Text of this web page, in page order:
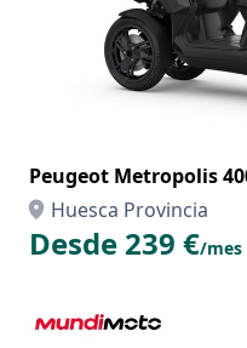
Peugeot Metropolis
Huesca Provincia
Desde 239 €/mes